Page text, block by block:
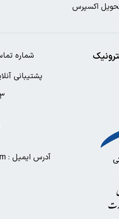
اکسپرس
شماره تماس :
پشتیبانی
آدرس ایمیل : Digibookshahr@gmail.com